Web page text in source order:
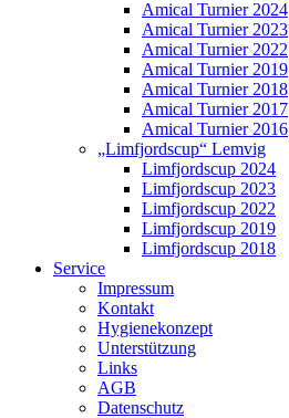
Amical Turnier 2024
Amical Turnier 2023
Amical Turnier 2022
Amical Turnier 2019
Amical Turnier 2018
Amical Turnier 2017
Amical Turnier 2016
„Limfjordscup“ Lemvig
Limfjordscup 2024
Limfjordscup 2023
Limfjordscup 2022
Limfjordscup 2019
Limfjordscup 2018
Service
Impressum
Kontakt
Hygienekonzept
Unterstützung
Links
AGB
Datenschutz